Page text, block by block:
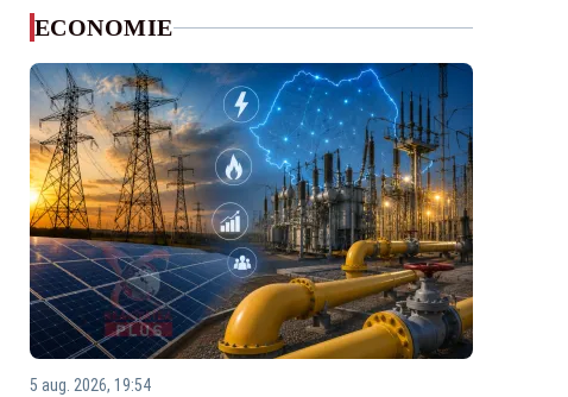
ECONOMIE
5 aug. 2026, 19:54